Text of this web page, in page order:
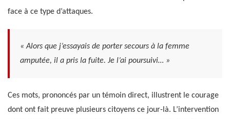
face à ce type d’attaques.
« Alors que j’essayais de porter secours à la femme
amputée, il a pris la fuite. Je l’ai poursuivi… »
Ces mots, prononcés par un témoin direct, illustrent le courage
dont ont fait preuve plusieurs citoyens ce jour-là. L’intervention